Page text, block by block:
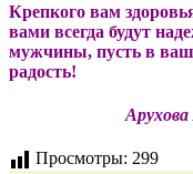
Крепкого вам
вами всегда будут
мужчины, пусть в
радость!
Просмотры: 299